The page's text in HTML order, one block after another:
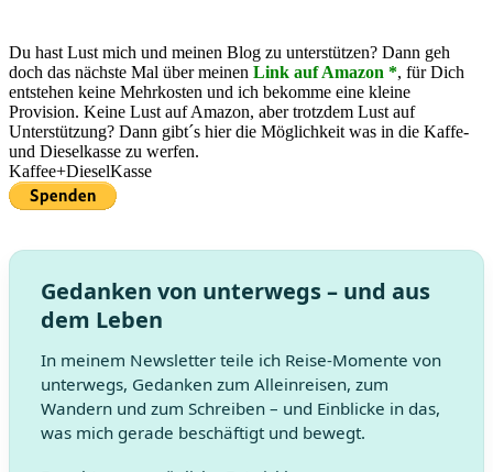
Du hast Lust mich und meinen Blog zu unterstützen? Dann geh
doch das nächste Mal über meinen Link auf Amazon *, für Dich
entstehen keine Mehrkosten und ich bekomme eine kleine
Provision. Keine Lust auf Amazon, aber trotzdem Lust auf
Unterstützung? Dann gibt´s hier die Möglichkeit was in die Kaffe-
und Dieselkasse zu werfen.
Kaffee+DieselKasse
Gedanken von unterwegs – und aus
dem Leben
In meinem Newsletter teile ich Reise-Momente von
unterwegs, Gedanken zum Alleinreisen, zum
Wandern und zum Schreiben – und Einblicke in das,
was mich gerade beschäftigt und bewegt.